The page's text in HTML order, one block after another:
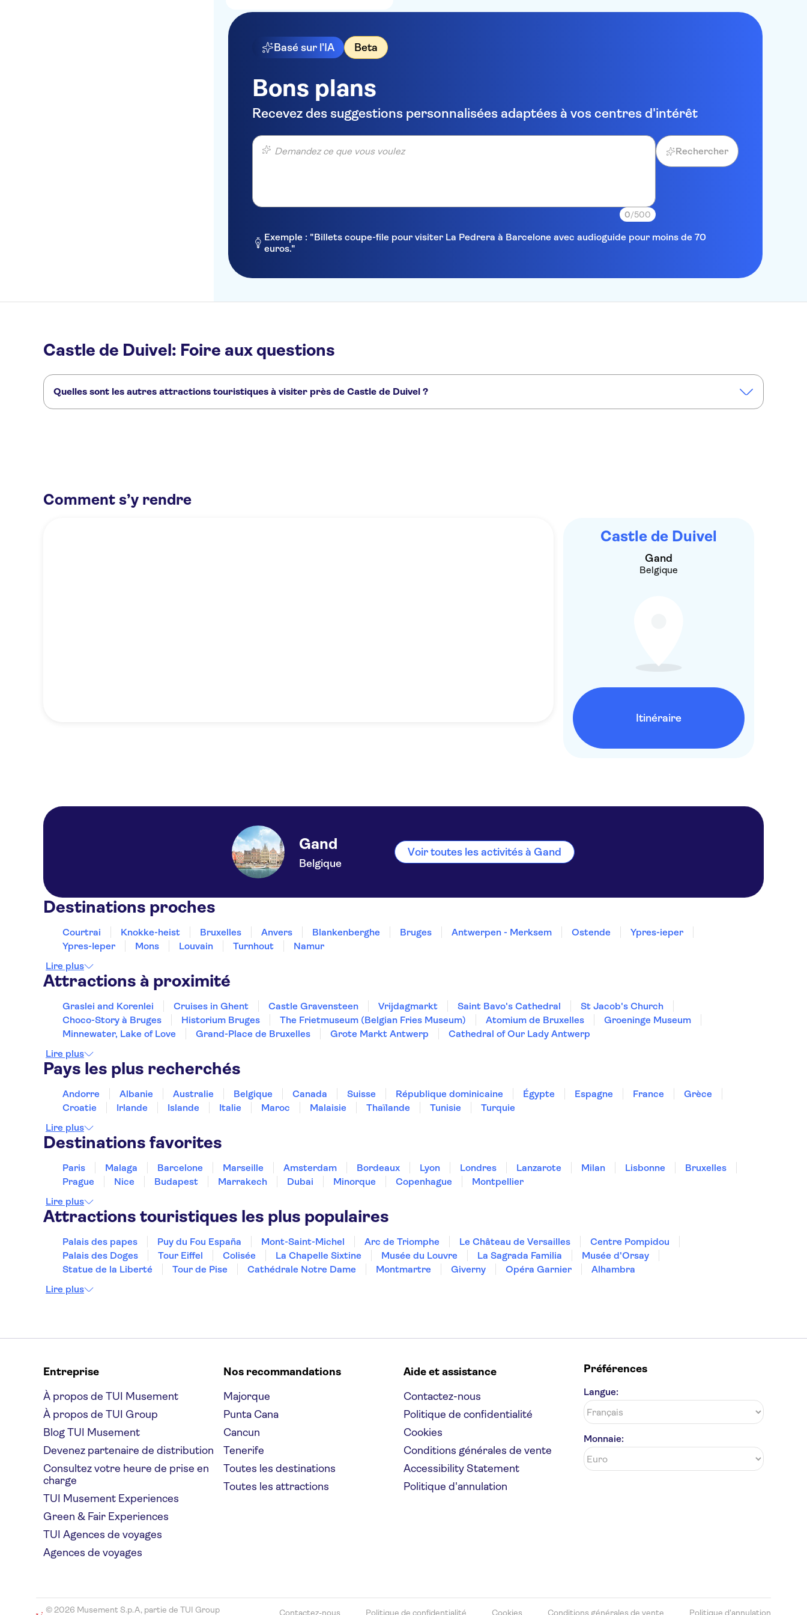
Basé sur l'IA Beta
Bons plans
Recevez des suggestions personnalisées adaptées à vos centres d'intérêt
Demandez ce que vous voulez
0/500
Rechercher
Exemple : "Billets coupe-file pour visiter La Pedrera à Barcelone avec audioguide pour moins de 70
euros."
Castle de Duivel: Foire aux questions
Quelles sont les autres attractions touristiques à visiter près de Castle de Duivel ?
Comment s’y rendre
Castle de Duivel
Gand
Belgique
Itinéraire
Gand
Belgique
Voir toutes les activités à Gand
Destinations proches
Courtrai Knokke-heist Bruxelles Anvers Blankenberghe Bruges Antwerpen - Merksem Ostende
Ypres-ieper
Ypres-Ieper
Mons Louvain Turnhout
Namur
Lire plus
Attractions à proximité
Graslei and Korenlei Cruises in Ghent Castle Gravensteen Vrijdagmarkt Saint Bavo's Cathedral
St Jacob's Church
Choco-Story à Bruges
Historium Bruges The Frietmuseum (Belgian Fries Museum) Atomium de Bruxelles
Groeninge Museum
Minnewater, Lake of Love
Grand-Place de Bruxelles Grote Markt Antwerp
Cathedral of Our Lady Antwerp
Lire plus
Pays les plus recherchés
Andorre Albanie Australie Belgique Canada Suisse République dominicaine Égypte Espagne France
Grèce
Croatie
Irlande Islande Italie Maroc Malaisie Thaïlande Tunisie
Turquie
Lire plus
Destinations favorites
Paris Malaga Barcelone Marseille Amsterdam Bordeaux Lyon Londres Lanzarote Milan Lisbonne
Bruxelles
Prague
Nice Budapest Marrakech Dubai Minorque Copenhague
Montpellier
Lire plus
Attractions touristiques les plus populaires
Palais des papes Puy du Fou España Mont-Saint-Michel Arc de Triomphe Le Château de Versailles
Centre Pompidou
Palais des Doges
Tour Eiffel Colisée La Chapelle Sixtine Musée du Louvre La Sagrada Familia
Musée d'Orsay
Statue de la Liberté
Tour de Pise Cathédrale Notre Dame Montmartre Giverny Opéra Garnier
Alhambra
Lire plus
Entreprise
À propos de TUI Musement
À propos de TUI Group
Blog TUI Musement
Devenez partenaire de distribution
Consultez votre heure de prise en
charge
TUI Musement Experiences
Green & Fair Experiences
TUI Agences de voyages
Agences de voyages
Nos recommandations
Majorque
Punta Cana
Cancun
Tenerife
Toutes les destinations
Toutes les attractions
Aide et assistance
Contactez-nous
Politique de confidentialité
Cookies
Conditions générales de vente
Accessibility Statement
Politique d'annulation
Préférences
Langue:
Monnaie:
© 2026 Musement S.p.A, partie de TUI Group
Contactez-nous Politique de confidentialité Cookies Conditions générales de vente Politique d'annulation